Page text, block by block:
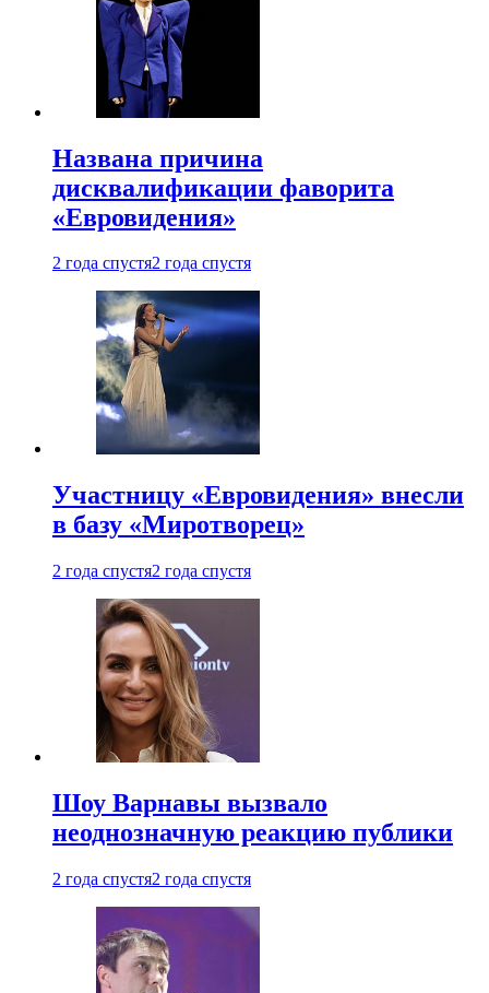
Названа причина
дисквалификации фаворита
«Евровидения»
2 года спустя2 года спустя
Участницу «Евровидения» внесли
в базу «Миротворец»
2 года спустя2 года спустя
Шоу Варнавы вызвало
неоднозначную реакцию публики
2 года спустя2 года спустя